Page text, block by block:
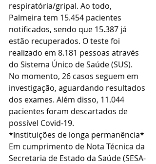
respiratória/gripal. Ao todo,
Palmeira tem 15.454 pacientes
notificados, sendo que 15.387 já
estão recuperados. O teste foi
realizado em 8.181 pessoas através
do Sistema Único de Saúde (SUS).
No momento, 26 casos seguem em
investigação, aguardando resultados
dos exames. Além disso, 11.044
pacientes foram descartados de
possível Covid-19.
*Instituições de longa permanência*
Em cumprimento de Nota Técnica da
Secretaria de Estado da Saúde (SESA-